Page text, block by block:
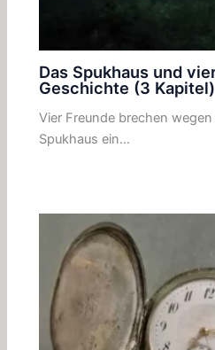
Das Spukhaus und
Geschichte (3 Kapitel)
Vier Freunde brechen
Spukhaus ein…